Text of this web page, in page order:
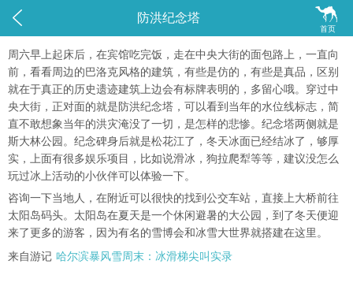
 
首页
防洪纪念塔
周六早上起床后，在宾馆吃完饭，走在中央大街的面包路上，一直向
前，看看周边的巴洛克风格的建筑，有些是仿的，有些是真品，区别
就在于真正的历史遗迹建筑上边会有标牌表明的，多留心哦。穿过中
央大街，正对面的就是防洪纪念塔，可以看到当年的水位线标志，简
直不敢想象当年的洪灾淹没了一切，是怎样的悲惨。纪念塔两侧就是
斯大林公园。纪念碑身后就是松花江了，冬天冰面已经结冰了，够厚
实，上面有很多娱乐项目，比如说滑冰，狗拉爬犁等等，建议没怎么
玩过冰上活动的小伙伴可以体验一下。
咨询一下当地人，在附近可以很快的找到公交车站，直接上大桥前往
太阳岛码头。太阳岛在夏天是一个休闲避暑的大公园，到了冬天便迎
来了更多的游客，因为有名的雪博会和冰雪大世界就搭建在这里。
来自游记 哈尔滨暴风雪周末：冰滑梯尖叫实录